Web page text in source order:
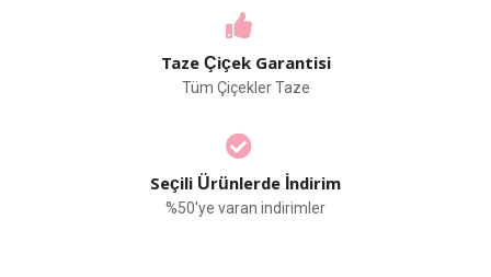
Taze Çiçek Garantisi
Tüm Çiçekler Taze
Seçili Ürünlerde İndirim
%50'ye varan indirimler